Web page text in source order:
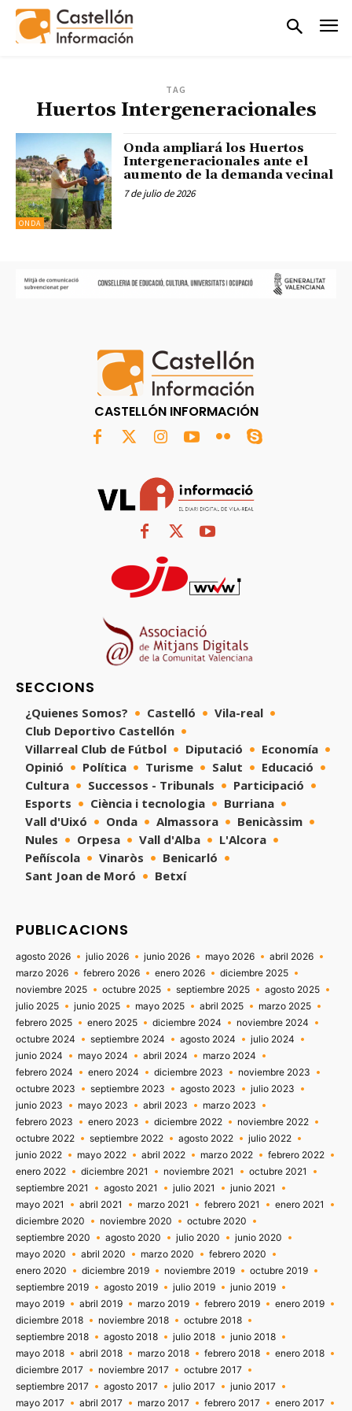
TAG
Huertos Intergeneracionales
ONDA
Onda ampliará los Huertos
Intergeneracionales ante el
aumento de la demanda vecinal
7 de julio de 2026
CASTELLÓN INFORMACIÓN
SECCIONS
¿Quienes Somos? Castelló
Vila-real
Club Deportivo Castellón
Villarreal Club de Fútbol
Diputació
Economía
Opinió
Política Turisme Salut
Educació
Cultura
Successos - Tribunals
Participació
Esports
Ciència i tecnologia
Burriana
Vall d'Uixó
Onda Almassora
Benicàssim
Nules
Orpesa Vall d'Alba
L'Alcora
Peñíscola
Vinaròs
Benicarló
Sant Joan de Moró
Betxí
PUBLICACIONS
agosto 2026 julio 2026 junio 2026 mayo 2026
abril 2026
marzo 2026
febrero 2026 enero 2026
diciembre 2025
noviembre 2025
octubre 2025 septiembre 2025
agosto 2025
julio 2025
junio 2025 mayo 2025 abril 2025
marzo 2025
febrero 2025
enero 2025 diciembre 2024
noviembre 2024
octubre 2024
septiembre 2024 agosto 2024
julio 2024
junio 2024
mayo 2024 abril 2024
marzo 2024
febrero 2024
enero 2024 diciembre 2023
noviembre 2023
octubre 2023
septiembre 2023 agosto 2023
julio 2023
junio 2023
mayo 2023 abril 2023
marzo 2023
febrero 2023
enero 2023 diciembre 2022
noviembre 2022
octubre 2022
septiembre 2022 agosto 2022
julio 2022
junio 2022
mayo 2022 abril 2022 marzo 2022
febrero 2022
enero 2022
diciembre 2021 noviembre 2021
octubre 2021
septiembre 2021
agosto 2021 julio 2021
junio 2021
mayo 2021
abril 2021 marzo 2021 febrero 2021
enero 2021
diciembre 2020
noviembre 2020
octubre 2020
septiembre 2020
agosto 2020 julio 2020
junio 2020
mayo 2020
abril 2020 marzo 2020
febrero 2020
enero 2020
diciembre 2019 noviembre 2019
octubre 2019
septiembre 2019
agosto 2019 julio 2019
junio 2019
mayo 2019
abril 2019 marzo 2019 febrero 2019
enero 2019
diciembre 2018
noviembre 2018
octubre 2018
septiembre 2018
agosto 2018 julio 2018
junio 2018
mayo 2018
abril 2018 marzo 2018 febrero 2018
enero 2018
diciembre 2017
noviembre 2017
octubre 2017
septiembre 2017
agosto 2017 julio 2017
junio 2017
mayo 2017
abril 2017 marzo 2017 febrero 2017 enero 2017